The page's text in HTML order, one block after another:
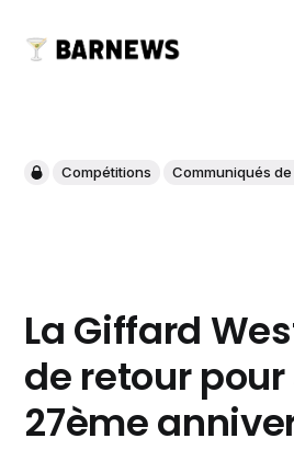
Compétitions Communiqués de
La Giffard
de retour pour
27ème